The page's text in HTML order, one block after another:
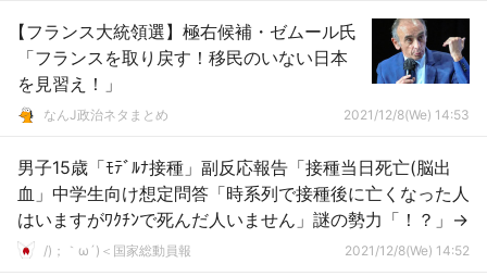
【フランス大統領選】極右候補・ゼムール氏
「フランスを取り戻す！移民のいない日本
を見習え！」
なんJ政治ネタまとめ 2021/12/8(We) 14:53
男子15歳「ﾓﾃﾞﾙﾅ接種」副反応報告「接種当日死亡(脳出
血」中学生向け想定問答「時系列で接種後に亡くなった人
はいますがﾜｸﾁﾝで死んだ人いません」謎の勢力「！？」→
/)；｀ω´)＜国家総動員報 2021/12/8(We) 14:52